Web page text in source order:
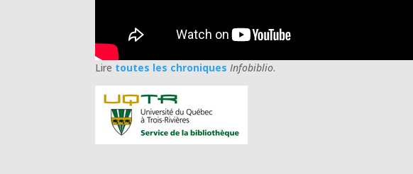
Lire toutes les chroniques Infobiblio.